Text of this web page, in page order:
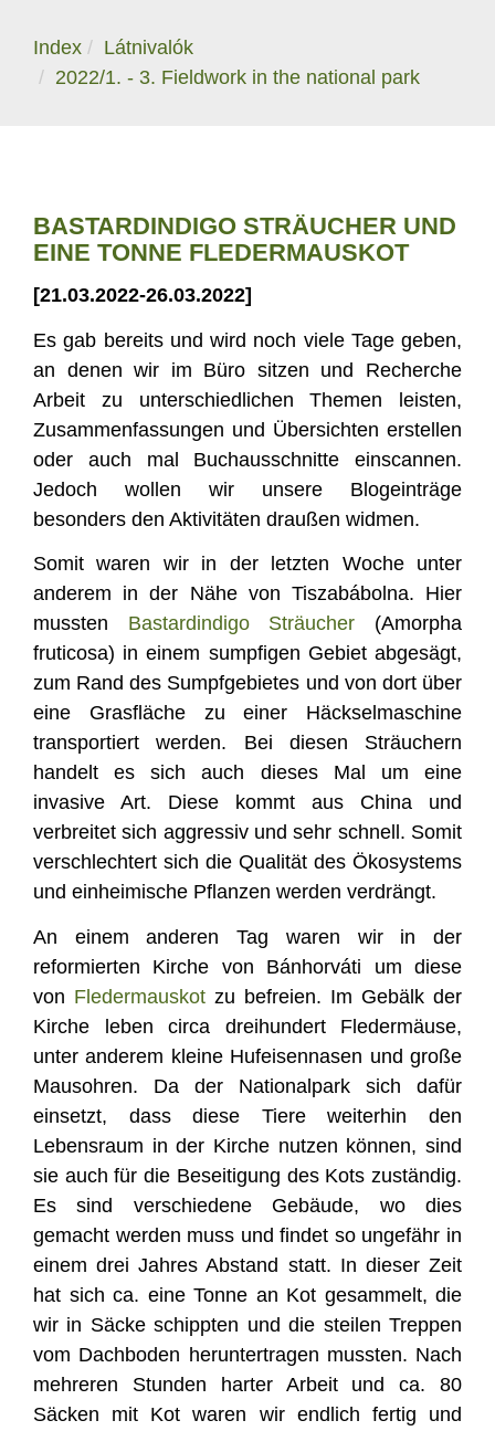
Index
Látnivalók
2022/1. - 3. Fieldwork in the national park
BASTARDINDIGO STRÄUCHER UND
EINE TONNE FLEDERMAUSKOT
[21.03.2022-26.03.2022]
Es gab bereits und wird noch viele Tage geben,
an denen wir im Büro sitzen und Recherche
Arbeit zu unterschiedlichen Themen leisten,
Zusammenfassungen und Übersichten erstellen
oder auch mal Buchausschnitte einscannen.
Jedoch wollen wir unsere Blogeinträge
besonders den Aktivitäten draußen widmen.
Somit waren wir in der letzten Woche unter
anderem in der Nähe von Tiszabábolna. Hier
mussten Bastardindigo Sträucher (Amorpha
fruticosa) in einem sumpfigen Gebiet abgesägt,
zum Rand des Sumpfgebietes und von dort über
eine Grasfläche zu einer Häckselmaschine
transportiert werden. Bei diesen Sträuchern
handelt es sich auch dieses Mal um eine
invasive Art. Diese kommt aus China und
verbreitet sich aggressiv und sehr schnell. Somit
verschlechtert sich die Qualität des Ökosystems
und einheimische Pflanzen werden verdrängt.
An einem anderen Tag waren wir in der
reformierten Kirche von Bánhorváti um diese
von Fledermauskot zu befreien. Im Gebälk der
Kirche leben circa dreihundert Fledermäuse,
unter anderem kleine Hufeisennasen und große
Mausohren. Da der Nationalpark sich dafür
einsetzt, dass diese Tiere weiterhin den
Lebensraum in der Kirche nutzen können, sind
sie auch für die Beseitigung des Kots zuständig.
Es sind verschiedene Gebäude, wo dies
gemacht werden muss und findet so ungefähr in
einem drei Jahres Abstand statt. In dieser Zeit
hat sich ca. eine Tonne an Kot gesammelt, die
wir in Säcke schippten und die steilen Treppen
vom Dachboden heruntertragen mussten. Nach
mehreren Stunden harter Arbeit und ca. 80
Säcken mit Kot waren wir endlich fertig und